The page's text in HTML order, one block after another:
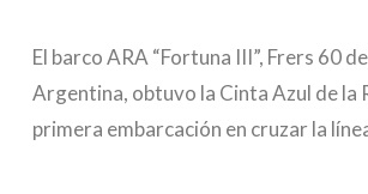
El barco ARA “Fortuna III”, Frers 60
Argentina, obtuvo la Cinta Azul de la
primera embarcación en cruzar la